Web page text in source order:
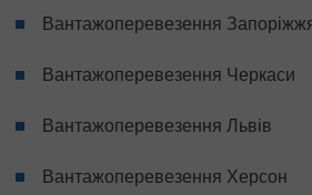
Вантажоперевезення
Вантажоперевезення Черкаси
Вантажоперевезення Львів
Вантажоперевезення Херсон